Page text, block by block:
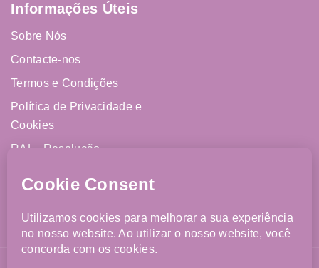
Informações Úteis
Sobre Nós
Contacte-nos
Termos e Condições
Política de Privacidade e
Cookies
RAL - Resolução
Livro de Reclamações